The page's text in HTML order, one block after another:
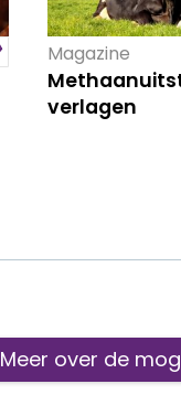
Magazine
verlagen
Meer over de